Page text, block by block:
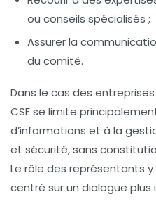
ou conseils spécialisés ;
Assurer la
du comité.
Dans le cas des
CSE se limite
d’informations et à la
et sécurité, sans
Le rôle des représentants
centré sur un dialogue